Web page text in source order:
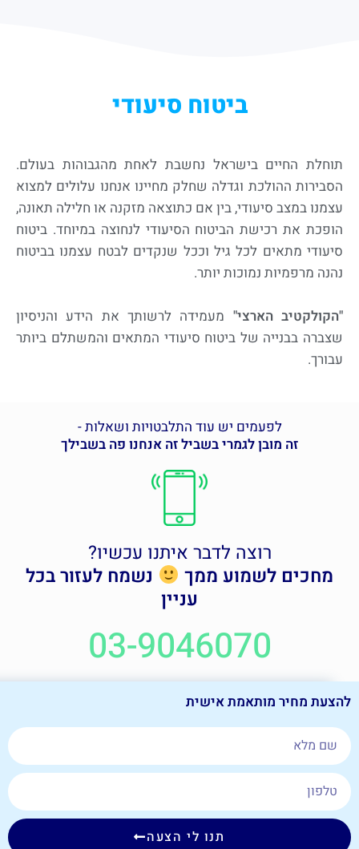
ביטוח סיעודי
תוחלת החיים בישראל נחשבת לאחת מהגבוהות בעולם.
הסבירות ההולכת וגדלה שחלק מחיינו אנחנו עלולים למצוא
עצמנו במצב סיעודי, בין אם כתוצאה מזקנה או חלילה תאונה,
הופכת את רכישת הביטוח הסיעודי לנחוצה במיוחד. ביטוח
סיעודי מתאים לכל גיל וככל שנקדים לבטח עצמנו בביטוח
נהנה מרפמיות נמוכות יותר.
"הקולקטיב הארצי" מעמידה לרשותך את הידע והניסיון
שצברה בבנייה של ביטוח סיעודי המתאים והמשתלם ביותר
עבורך.
לפעמים יש עוד התלבטויות ושאלות -
זה מובן לגמרי בשביל זה אנחנו פה בשבילך
רוצה לדבר איתנו עכשיו?
מחכים לשמוע ממך
נשמח לעזור בכל
עניין
03-9046070
להצעת מחיר מותאמת אישית
תנו לי הצעה